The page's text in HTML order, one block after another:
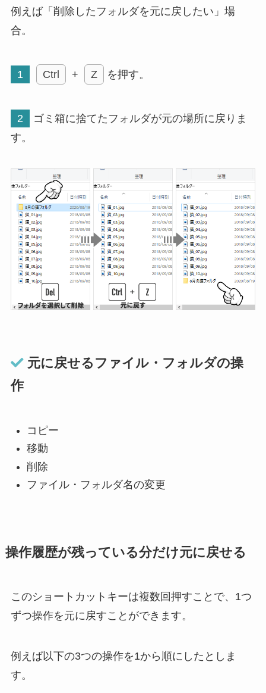
例えば「削除したフォルダを元に戻したい」場
合。
1 Ctrl + Z を押す。
2
ゴミ箱に捨てたフォルダが元の場所に戻りま
す。
元に戻せるファイル・フォルダの操
作
コピー
移動
削除
ファイル・フォルダ名の変更
操作履歴が残っている分だけ元に戻せる
このショートカットキーは複数回押すことで、1つ
ずつ操作を元に戻すことができます。
例えば以下の3つの操作を1から順にしたとしま
す。